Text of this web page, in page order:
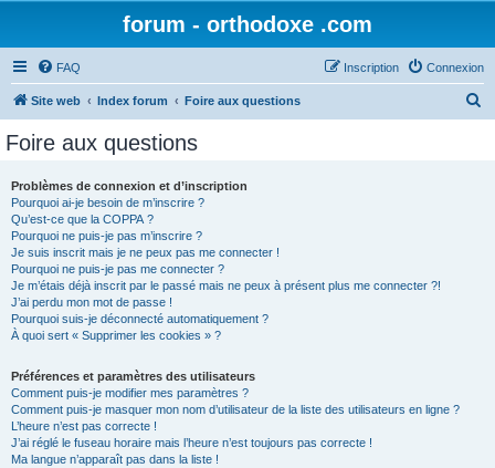
forum - orthodoxe .com
FAQ Connexion
Inscription
Site web Index forum Foire aux questions
Foire aux questions
Problèmes de connexion et d’inscription
Pourquoi ai-je besoin de m’inscrire ?
Qu’est-ce que la COPPA ?
Pourquoi ne puis-je pas m’inscrire ?
Je suis inscrit mais je ne peux pas me connecter !
Pourquoi ne puis-je pas me connecter ?
Je m’étais déjà inscrit par le passé mais ne peux à présent plus me connecter ?!
J’ai perdu mon mot de passe !
Pourquoi suis-je déconnecté automatiquement ?
À quoi sert « Supprimer les cookies » ?
Préférences et paramètres des utilisateurs
Comment puis-je modifier mes paramètres ?
Comment puis-je masquer mon nom d’utilisateur de la liste des utilisateurs en ligne ?
L’heure n’est pas correcte !
J’ai réglé le fuseau horaire mais l’heure n’est toujours pas correcte !
Ma langue n’apparaît pas dans la liste !